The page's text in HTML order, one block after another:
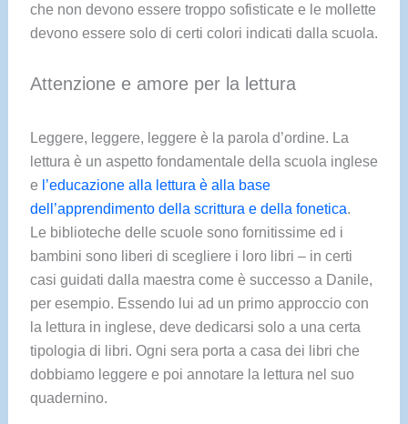
che non devono essere troppo sofisticate e le mollette
devono essere solo di certi colori indicati dalla scuola.
Attenzione e amore per la lettura
Leggere, leggere, leggere è la parola d’ordine. La
lettura è un aspetto fondamentale della scuola inglese
e l’educazione alla lettura è alla base
dell’apprendimento della scrittura e della fonetica.
Le biblioteche delle scuole sono fornitissime ed i
bambini sono liberi di scegliere i loro libri – in certi
casi guidati dalla maestra come è successo a Danile,
per esempio. Essendo lui ad un primo approccio con
la lettura in inglese, deve dedicarsi solo a una certa
tipologia di libri. Ogni sera porta a casa dei libri che
dobbiamo leggere e poi annotare la lettura nel suo
quadernino.